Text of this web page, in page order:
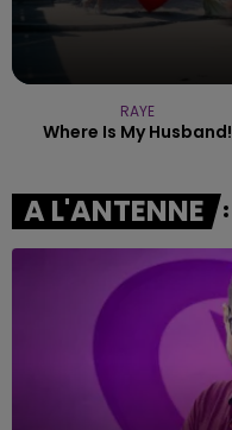
RAYE
Where Is My Husband!
A L'ANTENNE